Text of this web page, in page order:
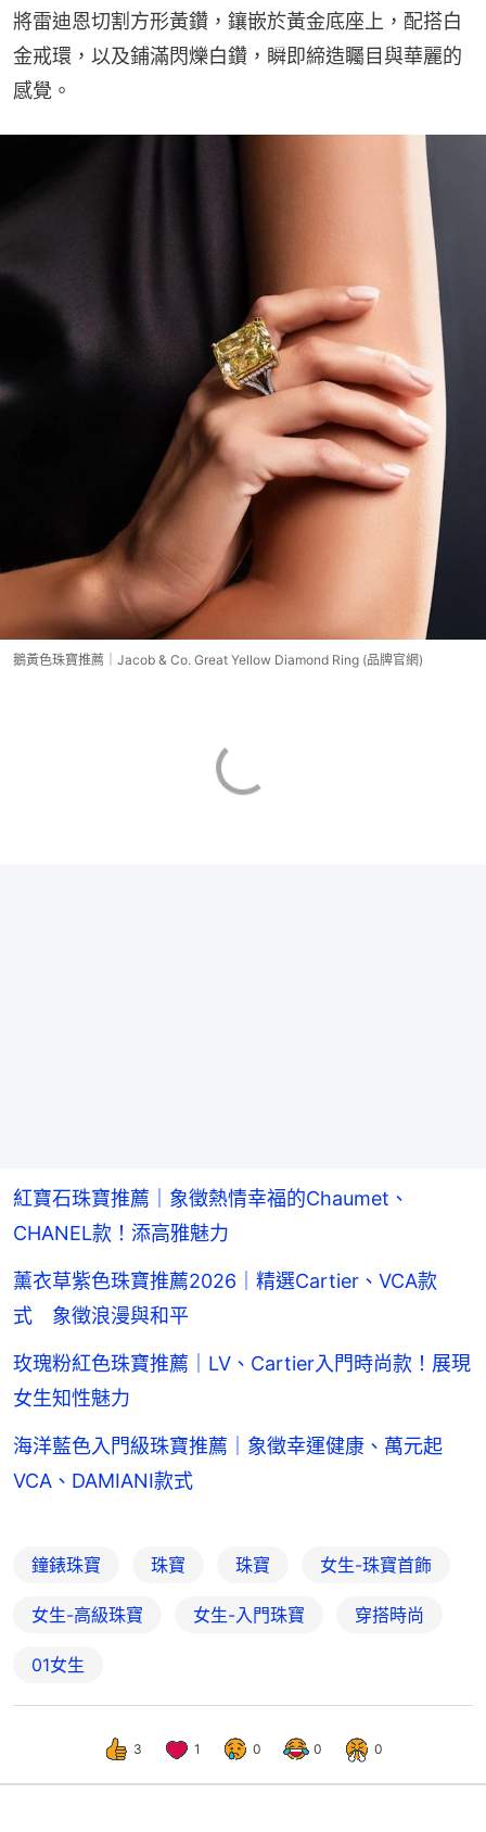
將雷迪恩切割方形黃鑽，鑲嵌於黃金底座上，配搭白
金戒環，以及鋪滿閃爍白鑽，瞬即締造矚目與華麗的
感覺。
鵝黃色珠寶推薦｜Jacob & Co. Great Yellow Diamond Ring (品牌官網)
紅寶石珠寶推薦｜象徵熱情幸福的Chaumet、
CHANEL款！添高雅魅力
薰衣草紫色珠寶推薦2026｜精選Cartier、VCA款
式 象徵浪漫與和平
玫瑰粉紅色珠寶推薦｜LV、Cartier入門時尚款！展現
女生知性魅力
海洋藍色入門級珠寶推薦｜象徵幸運健康、萬元起
VCA、DAMIANI款式
鐘錶珠寶 珠寶 珠寶 女生-珠寶首飾
女生-高級珠寶 女生-入門珠寶 穿搭時尚
01女生
3 1 0 0 0